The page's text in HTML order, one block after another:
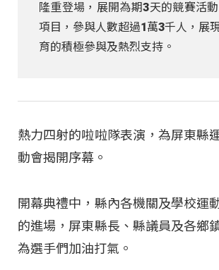
隆重登場，展開為期3天的競賽活
項目，參與人數超過1萬3千人，展
育的積極參與及熱烈支持。
熱力四射的啦啦隊表演，為屏東縣
動會揭開序幕。
開幕典禮中，縣內各機關及學校運
的進場，屏東縣長、縣議員及各鄉
為選手們加油打氣。